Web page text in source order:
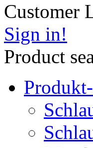
Customer
Sign in!
Product